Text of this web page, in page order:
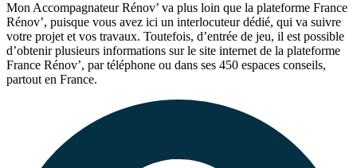
Mon Accompagnateur Rénov’ va plus loin que la plateforme France
Rénov’, puisque vous avez ici un interlocuteur dédié, qui va suivre
votre projet et vos travaux. Toutefois, d’entrée de jeu, il est possible
d’obtenir plusieurs informations sur le site internet de la plateforme
France Rénov’, par téléphone ou dans ses 450 espaces conseils,
partout en France.